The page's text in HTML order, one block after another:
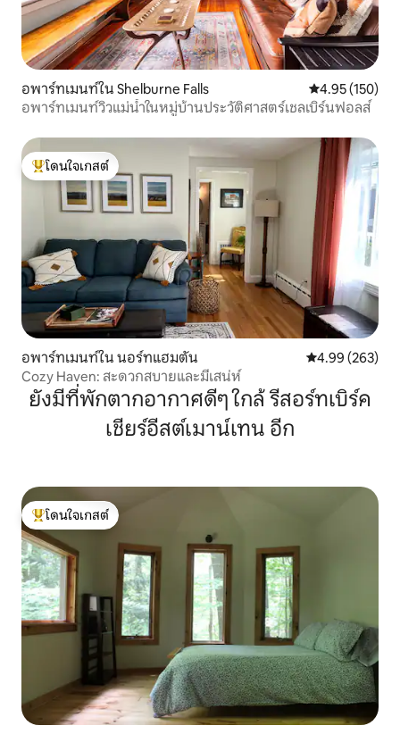
อพาร์ทเมนท์ใน Shelburne Falls คะแนนเฉลี่ย
4.95 (150)
อพาร์ทเมนท์วิวแม่น้ำในหมู่บ้านประวัติศาสตร์เชลเบิร์นฟอลส์
โดนใจเกสต์ที่สุด
โดนใจเกสต์
อพาร์ทเมนท์ใน นอร์ทแฮมตัน คะแนนเฉลี่ย
4.99 (263)
Cozy Haven: สะดวกสบายและมีเสน่ห์
ยังมีที่พักตากอากาศดีๆ ใกล้ รีสอร์ทเบิร์ค
เชียร์อีสต์เมาน์เทน อีก
โดนใจเกสต์ที่สุด
โดนใจเกสต์